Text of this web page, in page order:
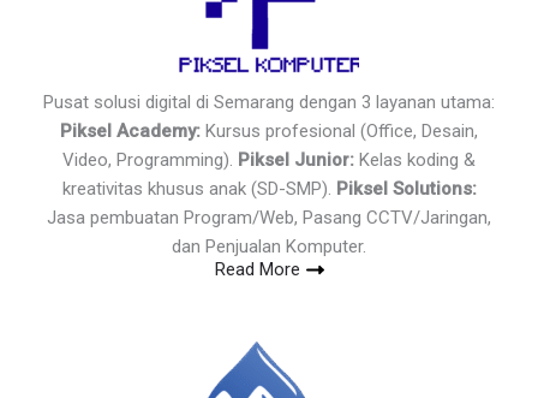
Pusat solusi digital di Semarang dengan 3 layanan utama:
Piksel Academy: Kursus profesional (Office, Desain,
Video, Programming). Piksel Junior: Kelas koding &
kreativitas khusus anak (SD-SMP). Piksel Solutions:
Jasa pembuatan Program/Web, Pasang CCTV/Jaringan,
dan Penjualan Komputer.
Read More